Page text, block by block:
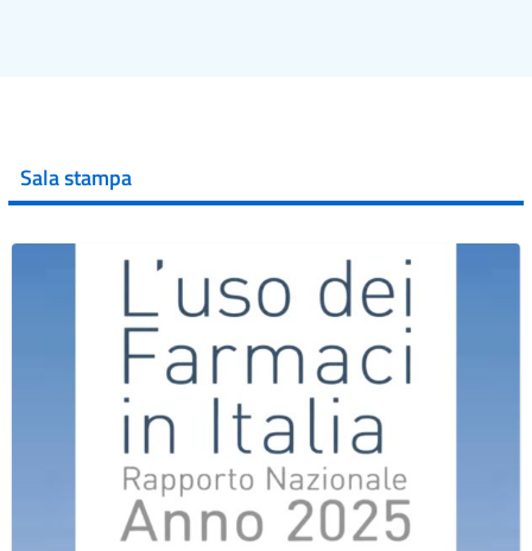
Sala stampa